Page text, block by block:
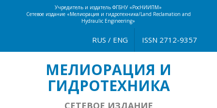
Учредитель и издатель ФГБНУ «РосНИИПМ»
Сетевое издание «Мелиорация и гидротехника/Land Reclamation and
Hydraulic Engineering»
ISSN 2712-9357
RUS / ENG
МЕЛИОРАЦИЯ И
ГИДРОТЕХНИКА
СЕТЕВОЕ ИЗДАНИЕ